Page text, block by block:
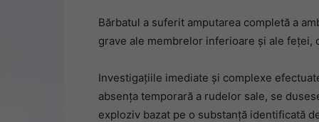
Bărbatul a suferit amputarea completă a
grave ale membrelor inferioare și ale feței,
Investigațiile imediate și complexe
absența temporară a rudelor sale, se
exploziv bazat pe o substanță identificată